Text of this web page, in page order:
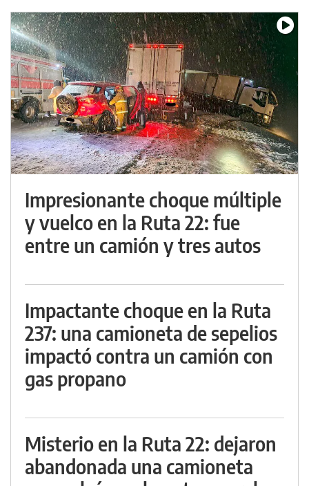
Impresionante choque múltiple
y vuelco en la Ruta 22: fue
entre un camión y tres autos
Impactante choque en la Ruta
237: una camioneta de sepelios
impactó contra un camión con
gas propano
Misterio en la Ruta 22: dejaron
abandonada una camioneta